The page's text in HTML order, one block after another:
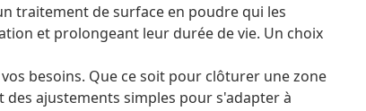
traitement de surface en poudre qui les
et prolongeant leur durée de vie. Un choix
besoins. Que ce soit pour clôturer une zone
ajustements simples pour s'adapter à